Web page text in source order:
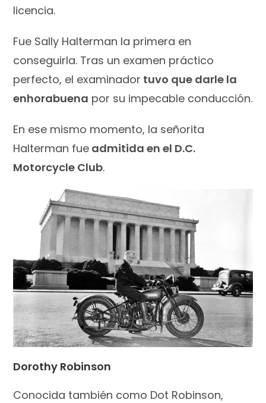
licencia.
Fue Sally Halterman la primera en
conseguirla. Tras un examen práctico
perfecto, el examinador tuvo que darle la
enhorabuena por su impecable conducción.
En ese mismo momento, la señorita
Halterman fue admitida en el D.C.
Motorcycle Club.
Dorothy Robinson
Conocida también como Dot Robinson,